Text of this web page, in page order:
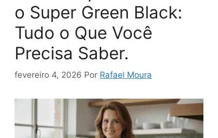
o Super Green Black:
Tudo o Que Você
Precisa Saber.
fevereiro 4, 2026 Por Rafael Moura